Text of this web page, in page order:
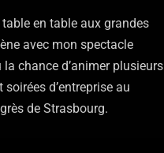
en table aux grandes
avec mon spectacle
la chance d’animer plusieurs
d’entreprise au
de Strasbourg.